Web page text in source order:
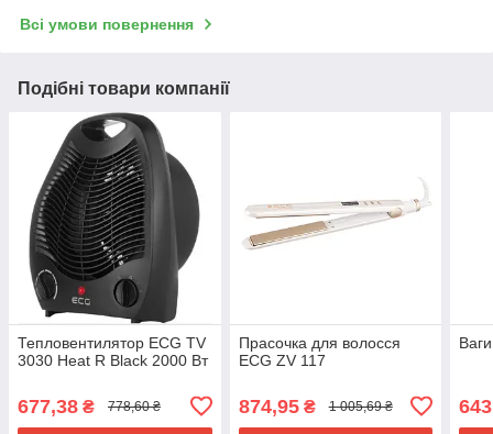
Всі умови повернення
Подібні товари компанії
Тепловентилятор ECG TV
3030 Heat R Black 2000 Вт
677,38 ₴ 778,60 ₴
Прасочка для волосся
ECG ZV 117
874,95₴ 1 005,69 ₴